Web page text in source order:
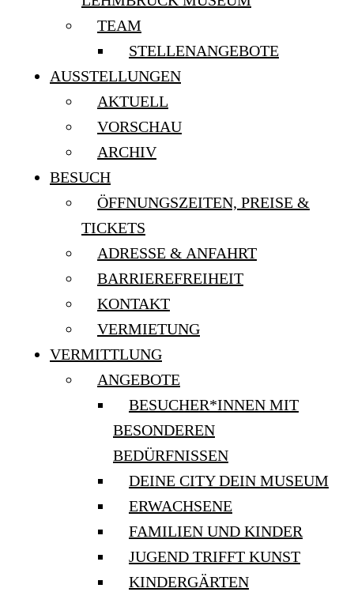
TEAM
STELLENANGEBOTE
AUSSTELLUNGEN
AKTUELL
VORSCHAU
ARCHIV
BESUCH
ÖFFNUNGSZEITEN, PREISE &
TICKETS
ADRESSE & ANFAHRT
BARRIEREFREIHEIT
KONTAKT
VERMIETUNG
VERMITTLUNG
ANGEBOTE
BESUCHER*INNEN MIT
BESONDEREN
BEDÜRFNISSEN
DEINE CITY DEIN MUSEUM
ERWACHSENE
FAMILIEN UND KINDER
JUGEND TRIFFT KUNST
KINDERGÄRTEN